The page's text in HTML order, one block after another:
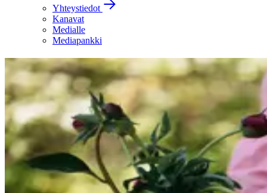
Yhteystiedot
Kanavat
Medialle
Mediapankki